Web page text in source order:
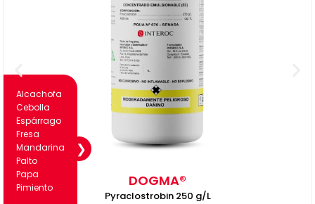
Alcachofa
Cebolla
Espárrago
Fresa
Mandarina
Palto
Papa
Pimiento
DOGMA®
Pyraclostrobin 250 g/L